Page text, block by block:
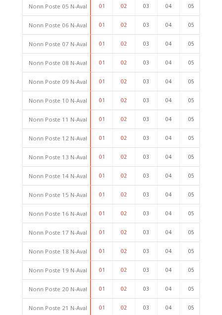
Nonn Poste 05 N-Aval
Nonn Poste 06 N-Aval
Nonn Poste 07 N-Aval
Nonn Poste 08 N-Aval
Nonn Poste 09 N-Aval
Nonn Poste 10 N-Aval
Nonn Poste 11 N-Aval
Nonn Poste 12 N-Aval
Nonn Poste 13 N-Aval
Nonn Poste 14 N-Aval
Nonn Poste 15 N-Aval
Nonn Poste 16 N-Aval
Nonn Poste 17 N-Aval
Nonn Poste 18 N-Aval
Nonn Poste 19 N-Aval
Nonn Poste 20 N-Aval
Nonn Poste 21 N-Aval
01 02 03 04 05
01 02 03 04 05
01 02 03 04 05
01 02 03 04 05
01 02 03 04 05
01 02 03 04 05
01 02 03 04 05
01 02 03 04 05
01 02 03 04 05
01 02 03 04 05
01 02 03 04 05
01 02 03 04 05
01 02 03 04 05
01 02 03 04 05
01 02 03 04 05
01 02 03 04 05
01 02 03 04 05